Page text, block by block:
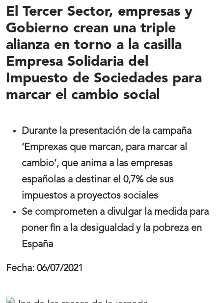
El Tercer Sector, empresas y
Gobierno crean una triple
alianza en torno a la casilla
Empresa Solidaria del
Impuesto de Sociedades para
marcar el cambio social
Durante la presentación de la campaña
‘Emprexas que marcan, para marcar al
cambio’, que anima a las empresas
españolas a destinar el 0,7% de sus
impuestos a proyectos sociales
Se comprometen a divulgar la medida para
poner fin a la desigualdad y la pobreza en
España
Fecha: 06/07/2021